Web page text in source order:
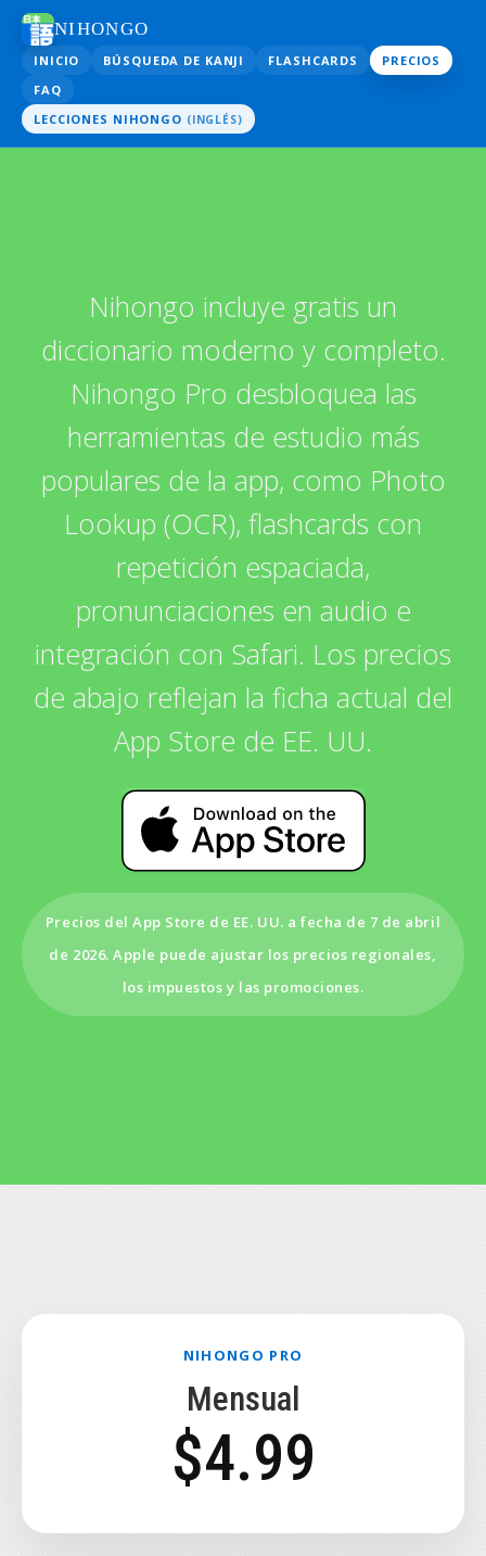
NIHONGO
INICIO BÚSQUEDA DE KANJI FLASHCARDS
PRECIOS
FAQ
LECCIONES NIHONGO (INGLÉS)
Nihongo incluye gratis un
diccionario moderno y completo.
Nihongo Pro desbloquea las
herramientas de estudio más
populares de la app, como Photo
Lookup (OCR), flashcards con
repetición espaciada,
pronunciaciones en audio e
integración con Safari. Los precios
de abajo reflejan la ficha actual del
App Store de EE. UU.
Precios del App Store de EE. UU. a fecha de 7 de abril
de 2026. Apple puede ajustar los precios regionales,
los impuestos y las promociones.
NIHONGO PRO
Mensual
$4.99